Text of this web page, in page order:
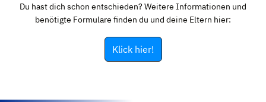
Du hast dich schon entschieden? Weitere Informationen und
benötigte Formulare finden du und deine Eltern hier:
Klick hier!